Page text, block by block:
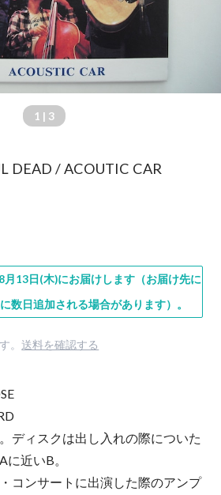
1 | 3
DEAD / ACOUTIC CAR
13日(木)にお届けします（お届け先に
数日追加される場合があります）。
。 送料を確認する
ディスクは出し入れの際についた
近いB。
コンサートに出演した際のアンプ